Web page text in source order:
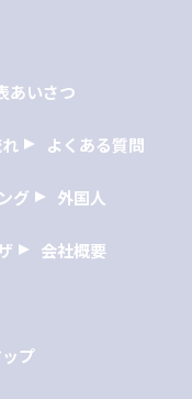
あいさつ
よくある質問
グ 外国人
会社概要
プ